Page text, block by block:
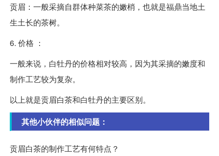
贡眉：一般采摘自群体种菜茶的嫩梢，也就是福鼎当地土
生土长的茶树。
6. 价格 ：
一般来说，白牡丹的价格相对较高，因为其采摘的嫩度和
制作工艺较为复杂。
以上就是贡眉白茶和白牡丹的主要区别。
其他小伙伴的相似问题：
贡眉白茶的制作工艺有何特点？